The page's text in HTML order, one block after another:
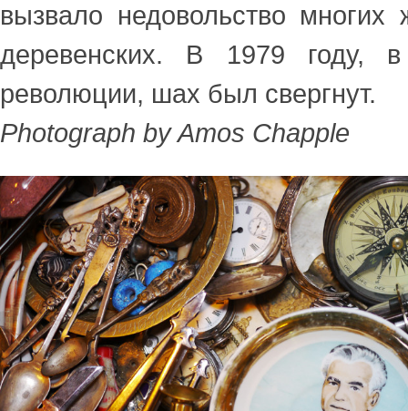
вызвало недовольство многих
деревенских. В 1979 году,
революции, шах был свергнут.
Photograph by Amos Chapple